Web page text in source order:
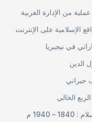
من الإدارة الغربية
الإسلامية على الإنترنت
في نيجيريا
الدين
جيراني
الخالي
– 1940 م